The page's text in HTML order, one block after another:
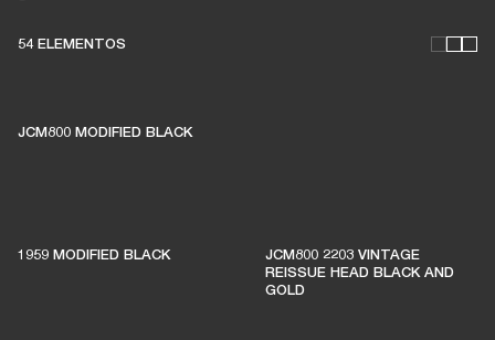
54 ELEMENTOS
JCM800 MODIFIED BLACK
ESTOS AMPLIFICADORES
MÚSICA EN VIVO
independientes
1959 MODIFIED BLACK
JCM800 2203 VINTAGE
REISSUE HEAD BLACK AND
GOLD